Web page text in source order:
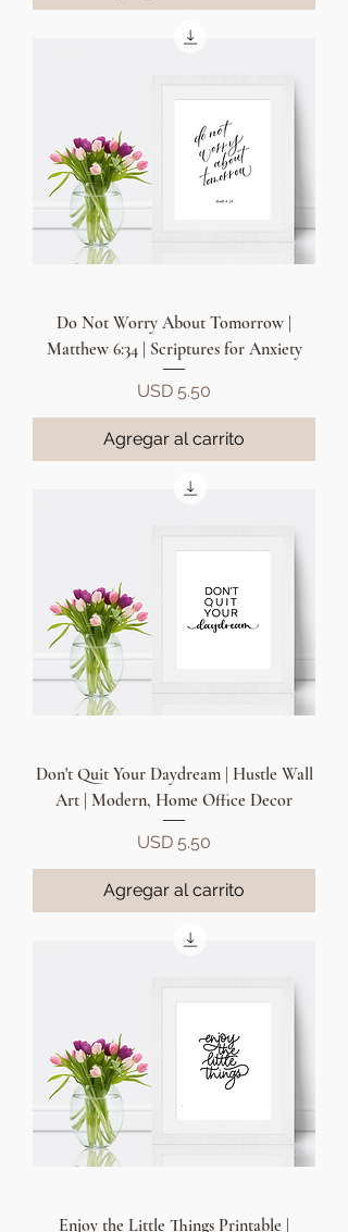
Do Not Worry About Tomorrow |
Matthew 6:34 | Scriptures for Anxiety
Precio
USD 5.50
Agregar al carrito
Don't Quit Your Daydream | Hustle Wall
Art | Modern, Home Office Decor
Precio
USD 5.50
Agregar al carrito
Enjoy the Little Things Printable |